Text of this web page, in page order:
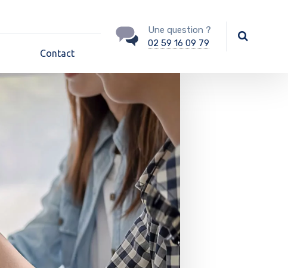
Contact
Une question ?
02 59 16 09 79